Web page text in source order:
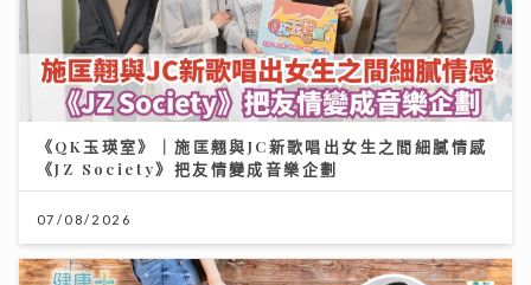
《QK玉瑛室》｜施匡翹與JC新歌唱出女生之間細膩情感
《JZ Society》把友情變成音樂企劃
07/08/2026